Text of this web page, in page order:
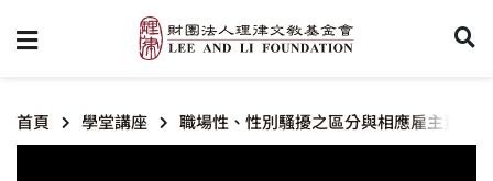
首頁 學堂講座 職場性、性別騷擾之區分與相應雇主責任